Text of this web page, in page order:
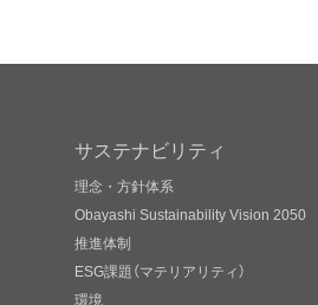
サステナビリティ
理念・方針体系
Obayashi Sustainability Vision 2050
推進体制
ESG課題（マテリアリティ）
環境